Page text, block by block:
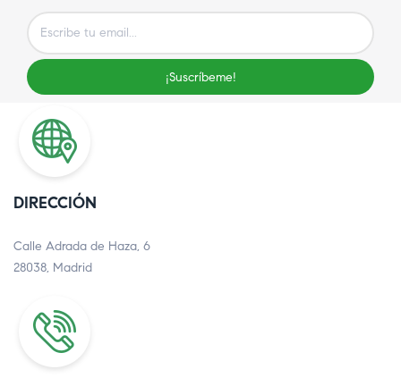
¡Suscríbeme!
DIRECCIÓN
Calle Adrada de Haza, 6
28038, Madrid